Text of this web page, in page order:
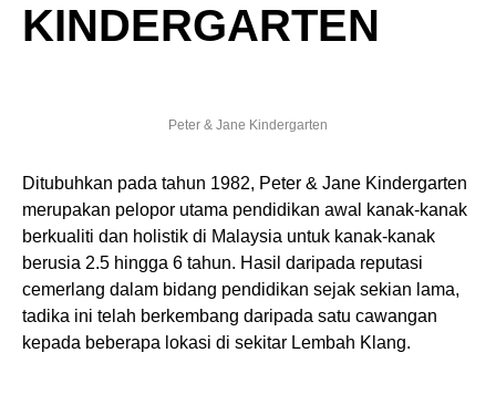
KINDERGARTEN
Peter & Jane Kindergarten
Ditubuhkan pada tahun 1982, Peter & Jane Kindergarten
merupakan pelopor utama pendidikan awal kanak-kanak
berkualiti dan holistik di Malaysia untuk kanak-kanak
berusia 2.5 hingga 6 tahun. Hasil daripada reputasi
cemerlang dalam bidang pendidikan sejak sekian lama,
tadika ini telah berkembang daripada satu cawangan
kepada beberapa lokasi di sekitar Lembah Klang.